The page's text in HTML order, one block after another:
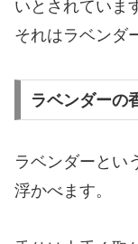
いとされていま
それはラベンダ
ラベンダーの
ラベンダーとい
浮かべます。